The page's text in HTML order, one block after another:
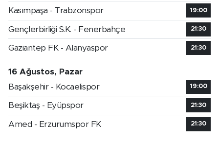
Kasımpaşa - Trabzonspor 19:00
Gençlerbirliği S.K. - Fenerbahçe 21:30
Gaziantep FK - Alanyaspor 21:30
16 Ağustos, Pazar
Başakşehir - Kocaelispor
19:00
Beşiktaş - Eyüpspor 21:30
Amed - Erzurumspor FK 21:30